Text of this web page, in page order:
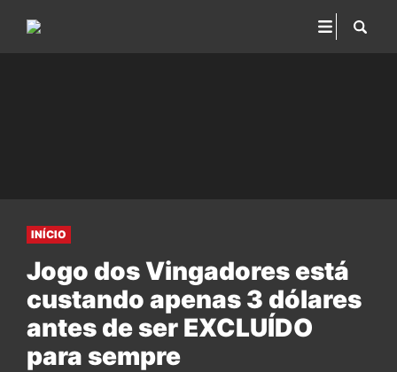
INÍCIO
Jogo dos Vingadores está
custando apenas 3 dólares
antes de ser EXCLUÍDO
para sempre